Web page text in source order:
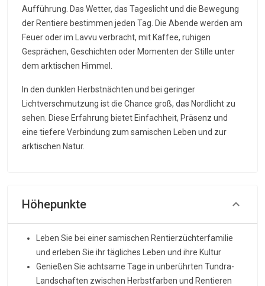
Aufführung. Das Wetter, das Tageslicht und die Bewegung
der Rentiere bestimmen jeden Tag. Die Abende werden am
Feuer oder im Lavvu verbracht, mit Kaffee, ruhigen
Gesprächen, Geschichten oder Momenten der Stille unter
dem arktischen Himmel.
In den dunklen Herbstnächten und bei geringer
Lichtverschmutzung ist die Chance groß, das Nordlicht zu
sehen. Diese Erfahrung bietet Einfachheit, Präsenz und
eine tiefere Verbindung zum samischen Leben und zur
arktischen Natur.
Höhepunkte
Leben Sie bei einer samischen Rentierzüchterfamilie
und erleben Sie ihr tägliches Leben und ihre Kultur
Genießen Sie achtsame Tage in unberührten Tundra-
Landschaften zwischen Herbstfarben und Rentieren